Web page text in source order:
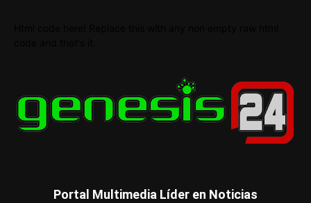
Portal Multimedia Líder en Noticias